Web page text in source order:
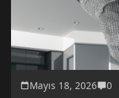
Mayıs 18, 2026 0